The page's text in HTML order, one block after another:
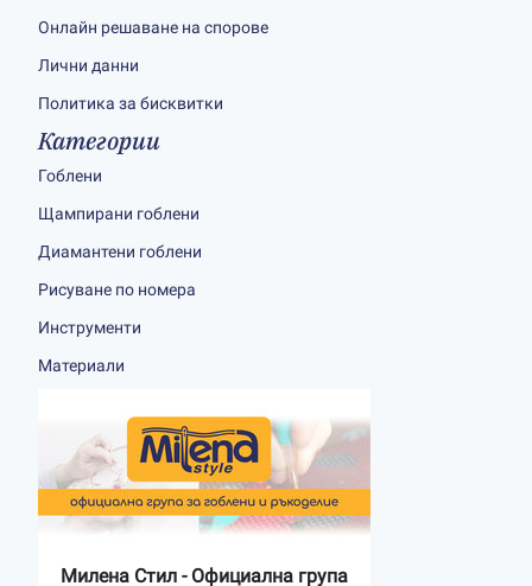
Онлайн решаване на спорове
Лични данни
Политика за бисквитки
Категории
Гоблени
Щампирани гоблени
Диамантени гоблени
Рисуване по номера
Инструменти
Материали
Милена Стил - Официална група